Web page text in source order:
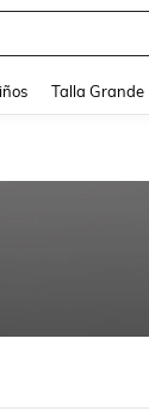
Talla Grande